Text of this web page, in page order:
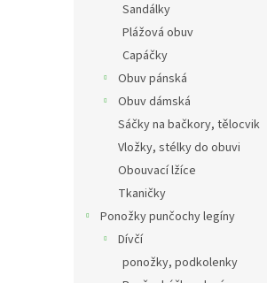
Sandálky
Plážová obuv
Capáčky
Obuv pánská
Obuv dámská
Sáčky na bačkory, tělocvik
Vložky, stélky do obuvi
Obouvací lžíce
Tkaničky
Ponožky punčochy legíny
Dívčí
ponožky, podkolenky